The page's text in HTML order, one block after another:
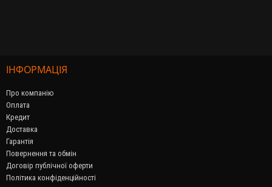
ІНФОРМАЦІЯ
Про компанію
Оплата
Кредит
Доставка
Гарантія
Повернення та обмін
Договір публічної оферти
Політика конфіденційності